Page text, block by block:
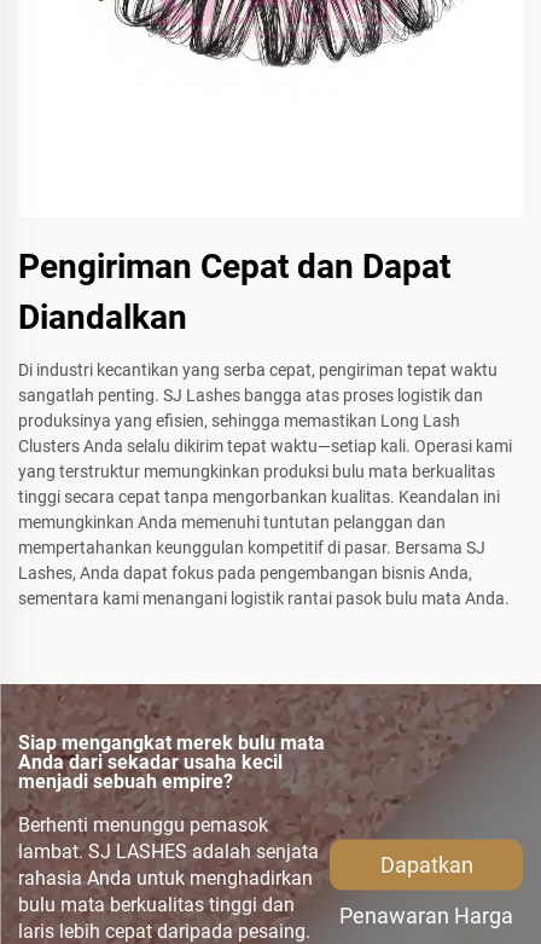
Pengiriman Cepat dan Dapat
Diandalkan
Di industri kecantikan yang serba cepat, pengiriman tepat waktu
sangatlah penting. SJ Lashes bangga atas proses logistik dan
produksinya yang efisien, sehingga memastikan Long Lash
Clusters Anda selalu dikirim tepat waktu—setiap kali. Operasi kami
yang terstruktur memungkinkan produksi bulu mata berkualitas
tinggi secara cepat tanpa mengorbankan kualitas. Keandalan ini
memungkinkan Anda memenuhi tuntutan pelanggan dan
mempertahankan keunggulan kompetitif di pasar. Bersama SJ
Lashes, Anda dapat fokus pada pengembangan bisnis Anda,
sementara kami menangani logistik rantai pasok bulu mata Anda.
Siap mengangkat merek bulu mata
Anda dari sekadar usaha kecil
menjadi sebuah empire?
Berhenti menunggu pemasok
lambat. SJ LASHES adalah senjata
rahasia Anda untuk menghadirkan
bulu mata berkualitas tinggi dan
laris lebih cepat daripada pesaing.
Dapatkan
Penawaran Harga